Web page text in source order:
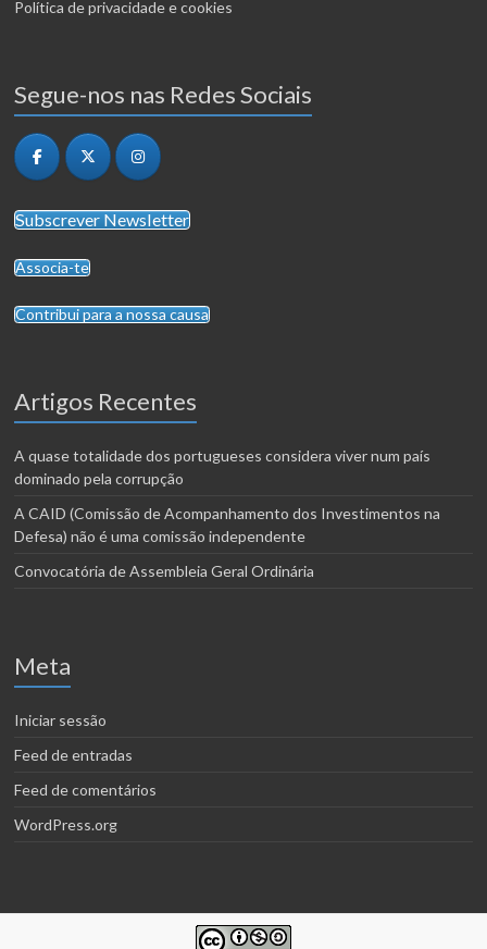
Política de privacidade e cookies
Segue-nos nas Redes Sociais
Subscrever Newsletter
Associa-te
Contribui para a nossa causa
Artigos Recentes
A quase totalidade dos portugueses considera viver num país
dominado pela corrupção
A CAID (Comissão de Acompanhamento dos Investimentos na
Defesa) não é uma comissão independente
Convocatória de Assembleia Geral Ordinária
Meta
Iniciar sessão
Feed de entradas
Feed de comentários
WordPress.org